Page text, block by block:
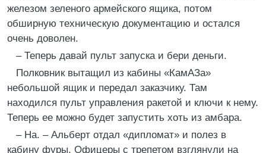
железом зеленого армейского ящика, потом
обширную техническую документацию и остался
очень доволен.
– Теперь давай пульт запуска и бери деньги.
Полковник вытащил из кабины «КамАЗа»
небольшой ящик и передал заказчику. Там
находился пульт управления ракетой и ключи к нему.
Теперь ее можно будет запустить хоть из амбара.
– На. – Альберт отдал «дипломат» и полез в
кабину фуры. Офицеры с трепетом взглянули на